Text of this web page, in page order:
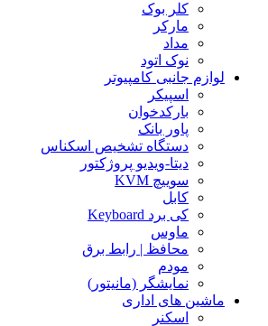
کلر بوک
مارکر
مداد
نوک اتود
لوازم جانبی کامپیوتر
اسپیکر
بارکدخوان
پاور بانک
دستگاه تشخیص اسکناس
دیتا-ویدیو پروژکتور
سوییچ KVM
کابل
کی برد Keyboard
ماوس
محافظ | رابط برق
مودم
نمایشگر (مانیتور)
ماشین های اداری
اسکنر